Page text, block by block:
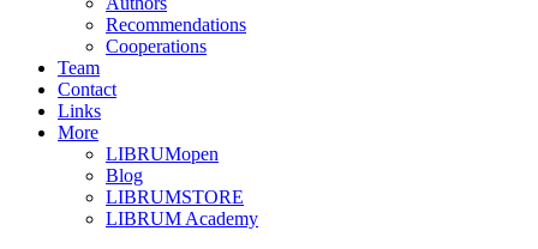
Recommendations
Cooperations
Team
Contact
Links
More
LIBRUMopen
Blog
LIBRUMSTORE
LIBRUM Academy